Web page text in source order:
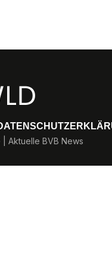
Aktuelle BVB News